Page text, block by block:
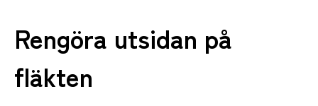
Rengöra utsidan på
fläkten